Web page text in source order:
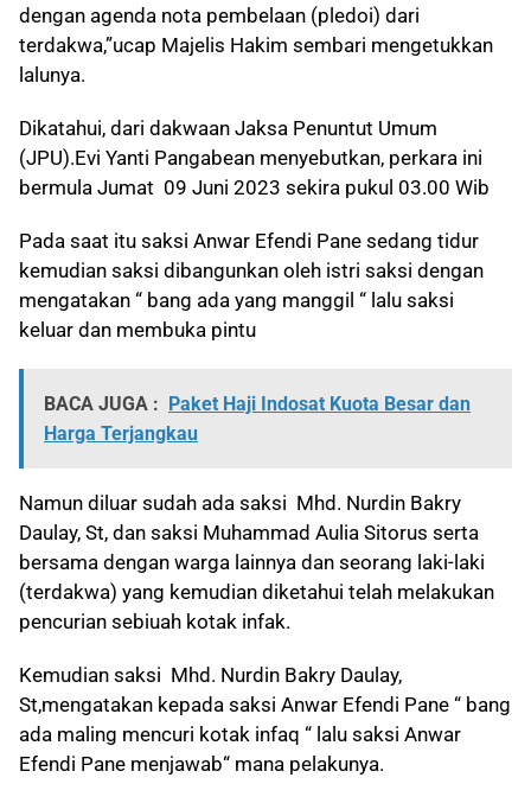
dengan agenda nota pembelaan (pledoi) dari
terdakwa,”ucap Majelis Hakim sembari mengetukkan
lalunya.
Dikatahui, dari dakwaan Jaksa Penuntut Umum
(JPU).Evi Yanti Pangabean menyebutkan, perkara ini
bermula Jumat 09 Juni 2023 sekira pukul 03.00 Wib
Pada saat itu saksi Anwar Efendi Pane sedang tidur
kemudian saksi dibangunkan oleh istri saksi dengan
mengatakan “ bang ada yang manggil “ lalu saksi
keluar dan membuka pintu
BACA JUGA : Paket Haji Indosat Kuota Besar dan
Harga Terjangkau
Namun diluar sudah ada saksi Mhd. Nurdin Bakry
Daulay, St, dan saksi Muhammad Aulia Sitorus serta
bersama dengan warga lainnya dan seorang laki-laki
(terdakwa) yang kemudian diketahui telah melakukan
pencurian sebiuah kotak infak.
Kemudian saksi Mhd. Nurdin Bakry Daulay,
St,mengatakan kepada saksi Anwar Efendi Pane “ bang
ada maling mencuri kotak infaq “ lalu saksi Anwar
Efendi Pane menjawab“ mana pelakunya.